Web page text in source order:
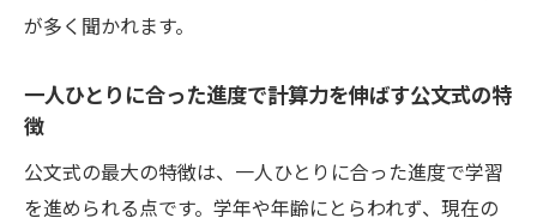
家庭で実践できる計算力アップの秘訣
ント
がる理由
日常生活で活かせる計算力アップの工夫
が多く聞かれます。
一人ひとりに合った進度で計算力を伸ばす公文式の特
徴
公文式の最大の特徴は、一人ひとりに合った進度で学習
を進められる点です。学年や年齢にとらわれず、現在の